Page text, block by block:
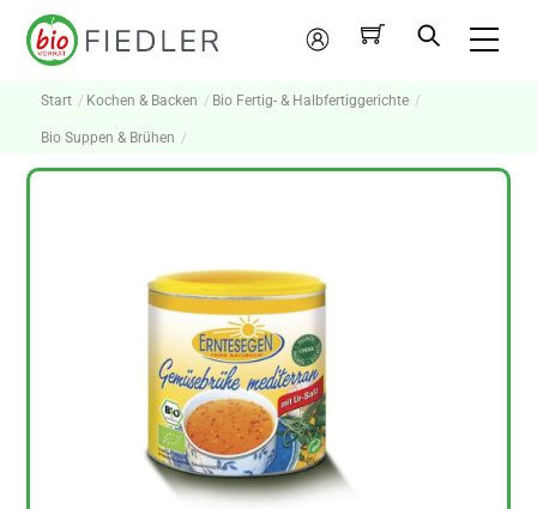
Skip
Mein
Konto
Start Kochen & Backen Bio Fertig- & Halbfertiggerichte
Bio Suppen & Brühen